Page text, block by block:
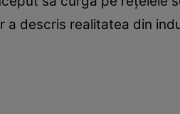
a descris realitatea din